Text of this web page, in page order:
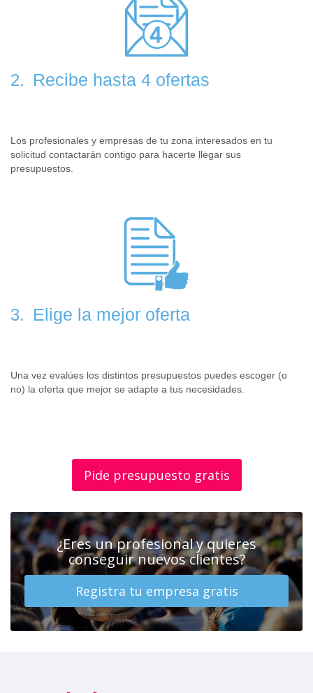
2. Recibe hasta 4 ofertas
Los profesionales y empresas de tu zona interesados en tu
solicitud contactarán contigo para hacerte llegar sus
presupuestos.
3. Elige la mejor oferta
Una vez evalúes los distintos presupuestos puedes escoger (o
no) la oferta que mejor se adapte a tus necesidades.
Pide presupuesto gratis
¿Eres un profesional y quieres
conseguir nuevos clientes?
Registra tu empresa gratis